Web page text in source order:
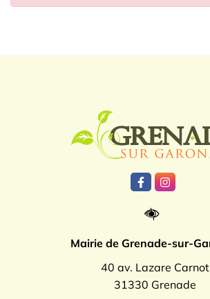
Lien vers le
Lien
Mairie de Grenade-sur-
40 av. Lazare Carnot
31330 Grenade